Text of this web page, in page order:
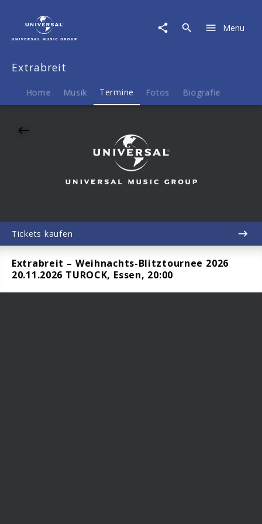
20.11.2026
TUROCK,
20:00
Menu
Extrabreit
Home Musik Termine Fotos Biografie
Extrabreit – Weihnachts-Blitztournee 2026
20.11.2026 TUROCK, Essen, 20:00
Tickets kaufen